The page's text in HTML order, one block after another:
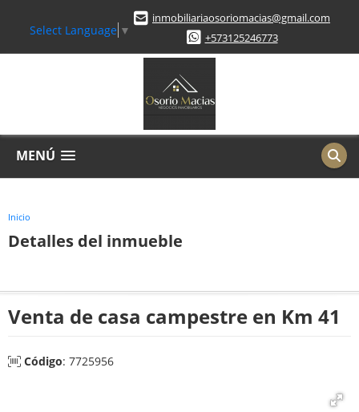
Select Language ▼
inmobiliariaosoriomacias@gmail.com
+573125246773
MENÚ
Inicio
Detalles del inmueble
Venta de casa campestre en Km 41
Código: 7725956